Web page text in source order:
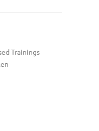
Trainings